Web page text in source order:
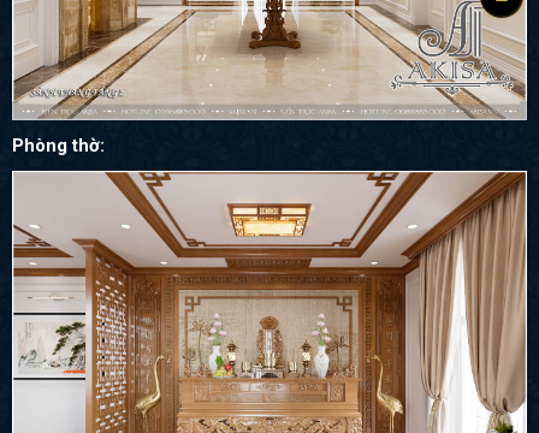
Phòng thờ: